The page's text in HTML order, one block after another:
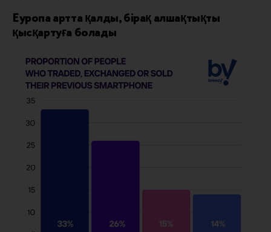
Еуропа артта қалды, бірақ алшақтықты
қысқартуға болады